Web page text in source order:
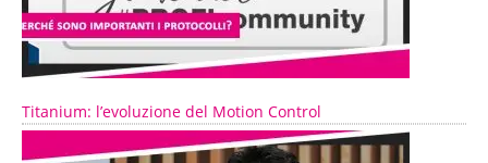
Titanium: l’evoluzione del Motion Control